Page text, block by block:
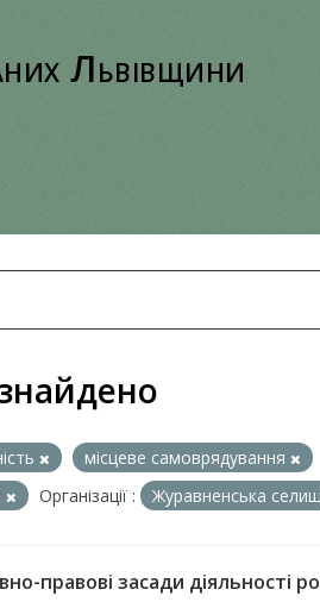
Львівщини
місцеве самоврядування
Організації : Журавненська
правові засади діяльності